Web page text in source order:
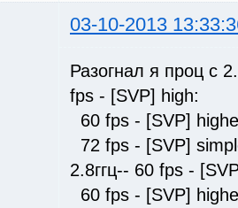
03-10-2013
Разогнал я проц с
fps - [SVP] high:
60 fps - [SVP]
72 fps - [SVP]
2.8ггц-- 60 fps -
60 fps - [SVP]